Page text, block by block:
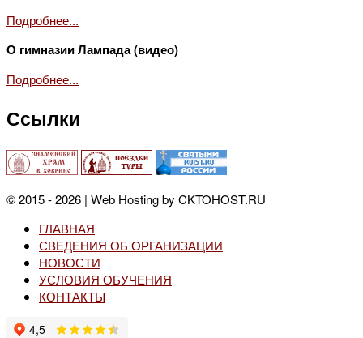
Подробнее...
О гимназии Лампада (видео)
Подробнее...
Ссылки
© 2015 - 2026 | Web Hosting by CKTOHOST.RU
ГЛАВНАЯ
СВЕДЕНИЯ ОБ ОРГАНИЗАЦИИ
НОВОСТИ
УСЛОВИЯ ОБУЧЕНИЯ
КОНТАКТЫ